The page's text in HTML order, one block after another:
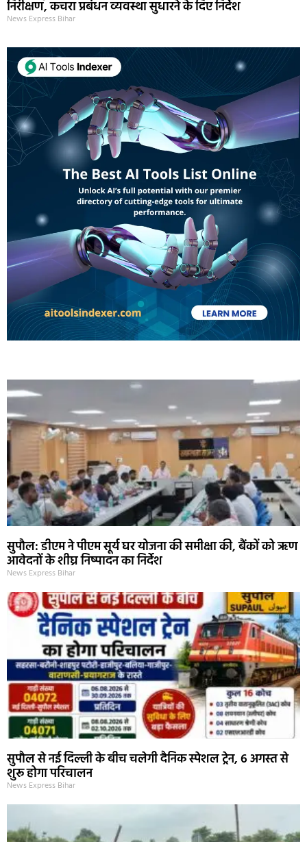
निरीक्षण, कचरा प्रबंधन व्यवस्था सुधारने के दिए निर्देश
News Express Bihar
सुपौल: डीएम ने पीएम सूर्य घर योजना की समीक्षा की, बैंकों को ऋण
आवेदनों के शीघ्र निष्पादन का निर्देश
News Express Bihar
सुपौल से नई दिल्ली के बीच चलेगी दैनिक स्पेशल ट्रेन, 6 अगस्त से
शुरू होगा परिचालन
News Express Bihar